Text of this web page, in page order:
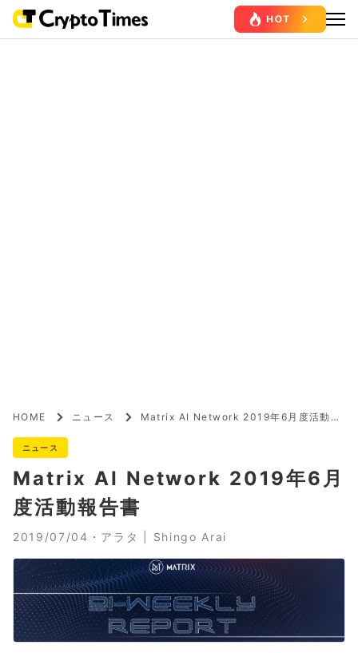
HOME ニュース
Matrix AI Network 2019年6月度活動報
ニュース
Matrix AI Network 2019年6月
度活動報告書
2019/07/04・ アラタ | Shingo Arai